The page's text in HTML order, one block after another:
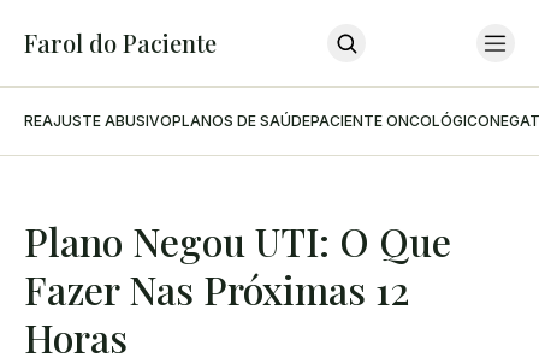
Farol do Paciente
Home
Contato
INSCREVA-SE
REAJUSTE ABUSIVOPLANOS DE SAÚDEPACIENTE ONCOLÓGICO
Plano Negou UTI: O Que
Fazer Nas Próximas 12
Horas